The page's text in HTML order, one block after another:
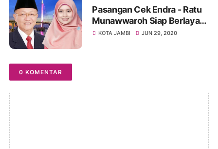
Pasangan Cek Endra - Ratu
Munawwaroh Siap Berlayar
Dalam Pemilihan Gubernur
KOTA JAMBI JUN 29, 2020
0 KOMENTAR